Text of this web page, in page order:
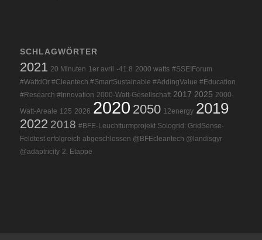
SCHLAGWÖRTER
2021 20 Minuten 1er avril -41.8 2000 watts #SSEIForum
#WattdOr #Cleantech #SmartSustainable #AddingValue #Education
#Research #Innovation 2000-Watt-Gesellschaft 2017 2025 2000-
Watt-Areale 125 2026 2020 2050 12energy 2019
2022 2018 #BFE-Leuchtturmprojekt Sologrid: GridSense-
Feldtest erfolgreich abgeschlossen @BFEcleantech @landisgyr
@adaptricity 2. Etappe